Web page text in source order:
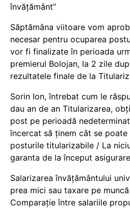
învățământ”
Săptămâna viitoare vom
necesar pentru ocuparea
vor fi finalizate în perioada
premierul Bolojan, la 2 zile
rezultatele finale de la
Sorin Ion, întrebat cum le
dau an de an Titularizarea,
post pe perioadă
încercat să ținem cât se
posturile titularizabile / La
garanta de la început
Salarizarea învățământului
prea mici sau taxare pe
Comparație între salariile